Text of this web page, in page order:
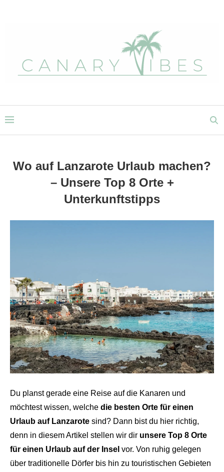
Wo auf Lanzarote Urlaub machen?
– Unsere Top 8 Orte +
Unterkunftstipps
Du planst gerade eine Reise auf die Kanaren und
möchtest wissen, welche die besten Orte für einen
Urlaub auf Lanzarote sind? Dann bist du hier richtig,
denn in diesem Artikel stellen wir dir unsere Top 8 Orte
für einen Urlaub auf der Insel vor. Von ruhig gelegen
über traditionelle Dörfer bis hin zu touristischen Gebieten